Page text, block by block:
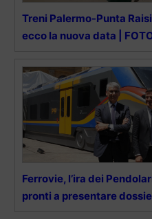
Treni Palermo-Punta
ecco la nuova data |
Ferrovie, l’ira dei
pronti a presentare